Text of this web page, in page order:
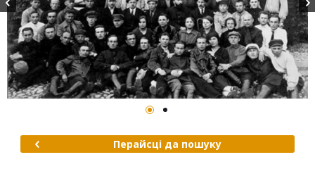
Перайсці да пошуку